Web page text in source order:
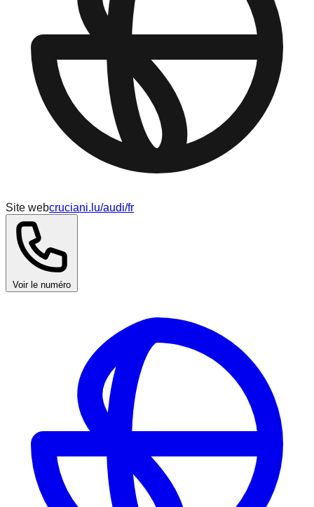
Site webcruciani.lu/audi/fr
Voir le numéro